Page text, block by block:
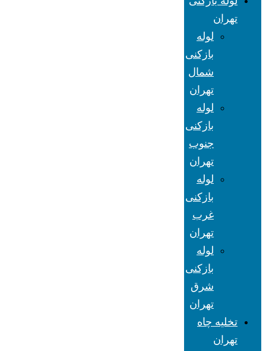
تهران
لوله
بازکنی
شمال
تهران
لوله
بازکنی
جنوب
تهران
لوله
بازکنی
غرب
تهران
لوله
بازکنی
شرق
تهران
تخلیه چاه
تهران